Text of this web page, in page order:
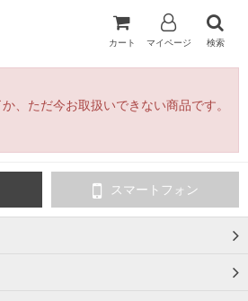
カート マイページ 検索
、ただ今お取扱いできない商品です。
スマートフォン